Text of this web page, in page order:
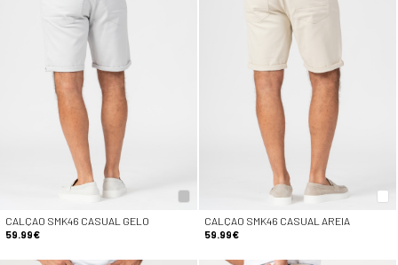
CALÇAO SMK46 CASUAL GELO
59.99€
CALÇAO SMK46 CASUAL AREIA
59.99€